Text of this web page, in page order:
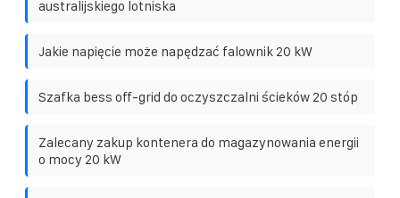
australijskiego lotniska
Jakie napięcie może napędzać falownik 20 kW
Szafka bess off-grid do oczyszczalni ścieków 20 stóp
Zalecany zakup kontenera do magazynowania energii
o mocy 20 kW